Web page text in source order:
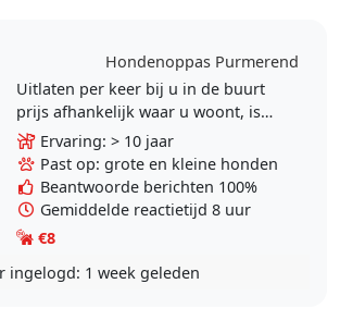
Hondenoppas Purmerend
Uitlaten per keer bij u in de buurt
prijs afhankelijk waar u woont, is
vanaf €5 Verder opvang bij mij
thuis 7x24, zelf heb ik 4 katten en
2..
Ervaring: > 10 jaar
Past op: grote en kleine honden
Beantwoorde berichten 100%
Gemiddelde reactietijd 8 uur
€8
ingelogd: 1 week geleden